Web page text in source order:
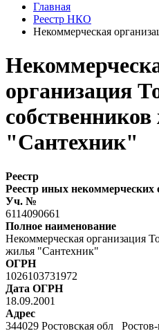
Главная
Реестр НКО
Некоммерческая
организация
"Сантехник"
Реестр
Реестр иных некоммерческих
Уч. №
6114090661
Полное наименование
Некоммерческая организация
жилья "Сантехник"
ОГРН
1026103731972
Дата ОГРН
18.09.2001
Адрес
344029 Ростовская обл